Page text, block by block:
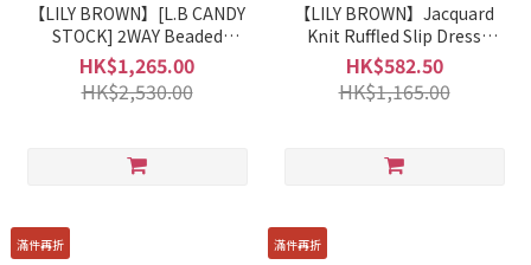
【LILY BROWN】[L.B CANDY
STOCK] 2WAY Beaded
Embroidery Tulle Dress
LWFO245805
HK$1,265.00
HK$2,530.00
【LILY BROWN】Jacquard
Knit Ruffled Slip Dress
LWNO244055
HK$582.50
HK$1,165.00
滿件再折 滿件再折